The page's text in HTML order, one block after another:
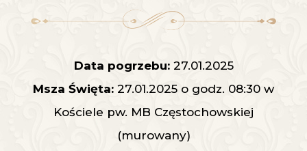
Data pogrzebu:27.01.2025
Msza Święta: 27.01.2025 o godz. 08:30 w
Kościele pw. MB Częstochowskiej
(murowany)